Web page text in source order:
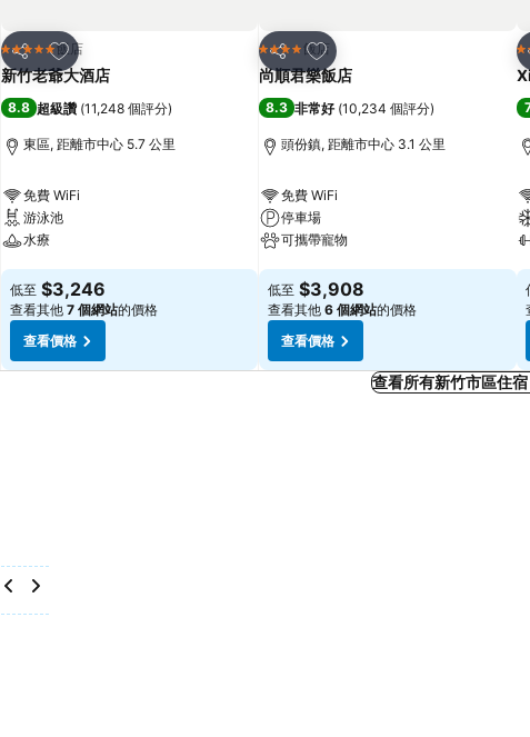
分享
加入我的最愛
5 星級 飯店
新竹老爺大酒店
8.8 超級讚 (11,248 個評分)
東區, 距離市中心 5.7 公里
免費 WiFi
游泳池
水療
查看價格
低至 $3,246
查看其他 7 個網站的價格
查看價格
分享
加入我的最愛
4 星級 飯店
尚順君樂飯店
8.3 非常好 (10,234 個評分)
頭份鎮, 距離市中心 3.1 公里
免費 WiFi
停車場
可攜帶寵物
查看價格
低至 $3,908
查看其他 6 個網站的價格
查看價格
3
查看所有新竹市區住宿